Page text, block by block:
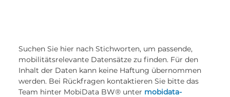
Suchen Sie hier nach Stichworten, um passende,
mobilitätsrelevante Datensätze zu finden. Für den
Inhalt der Daten kann keine Haftung übernommen
werden. Bei Rückfragen kontaktieren Sie bitte das
Team hinter MobiData BW® unter mobidata-